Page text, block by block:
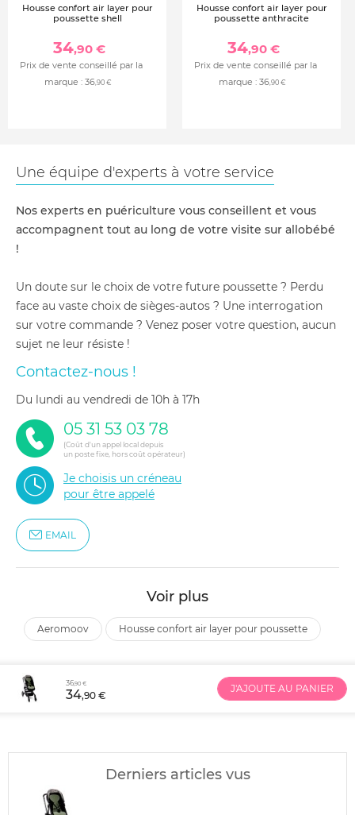
Housse confort air layer pour
poussette shell
34,90 €
Prix de vente conseillé par la
marque : 36,90 €
Housse confort air layer pour
poussette anthracite
34,90 €
Prix de vente conseillé par la
marque : 36,90 €
Une équipe d'experts à votre service
Nos experts en puériculture vous conseillent et vous
accompagnent tout au long de votre visite sur allobébé
!
Un doute sur le choix de votre future poussette ? Perdu
face au vaste choix de sièges-autos ? Une interrogation
sur votre commande ? Venez poser votre question, aucun
sujet ne leur résiste !
Contactez-nous !
du lundi au vendredi de 10h à 17h
05 31 53 03 78
(Coût d'un appel local depuis
un poste fixe, hors coût opérateur)
Je choisis un créneau
pour être appelé
EMAIL
Voir plus
aeromoov housse confort air layer pour poussette
36,90 €
34,90 €
J'AJOUTE AU PANIER
Derniers articles vus